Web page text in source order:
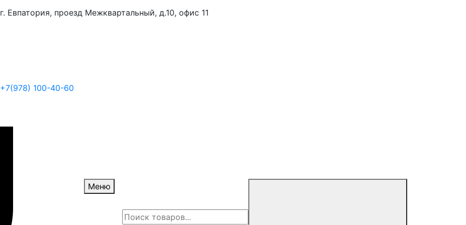
г. Евпатория, проезд Межквартальный, д.10, офис 11
+7(978) 100-40-60
Меню